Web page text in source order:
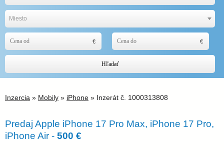
Miesto
Hľadať
Inzercia » Mobily » iPhone » Inzerát č. 1000313808
Predaj Apple iPhone 17 Pro Max, iPhone 17 Pro,
iPhone Air - 500 €